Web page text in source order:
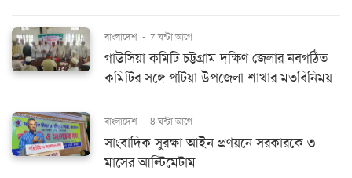
বাংলাদেশ - 7 ঘন্টা আগে
গাউসিয়া কমিটি চট্টগ্রাম দক্ষিণ জেলার নবগঠিত
কমিটির সঙ্গে পটিয়া উপজেলা শাখার মতবিনিময়
বাংলাদেশ - 8 ঘন্টা আগে
সাংবাদিক সুরক্ষা আইন প্রণয়নে সরকারকে ৩
মাসের আল্টিমেটাম